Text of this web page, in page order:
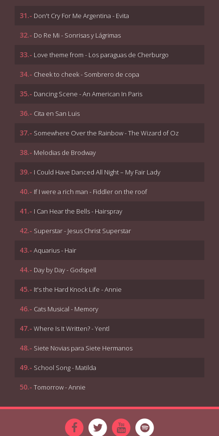
31.- Don't Cry For Me Argentina - Evita
32.- Do Re Mi - Sonrisas y Lágrimas
33.- Love theme from - Los paraguas de Cherburgo
34.- Cheek to cheek - Sombrero de copa
35.- Dancing Scene - An American In Paris
36.- Cita en San Luis
37.- Somewhere Over the Rainbow - The Wizard of Oz
38.- Melodias de Brodway
39.- I Could Have Danced All Night – My Fair Lady
40.- If I were a rich man - Fiddler on the roof
41.- I Can Hear the Bells - Hairspray
42.- Superstar - Jesus Christ Superstar
43.- Aquarius - Hair
44.- Day by Day - Godspell
45.- It's the Hard Knock Life - Annie
46.- Cats Musical - Memory
47.- Where Is It Written? - Yentl
48.- Siete Novias para Siete Hermanos
49.- School Song - Matilda
50.- Tomorrow - Annie